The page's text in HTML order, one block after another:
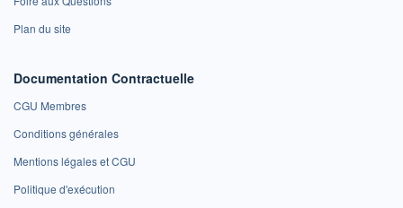
Plan du site
Documentation Contractuelle
CGU Membres
Conditions générales
Mentions légales et CGU
Politique d'exécution